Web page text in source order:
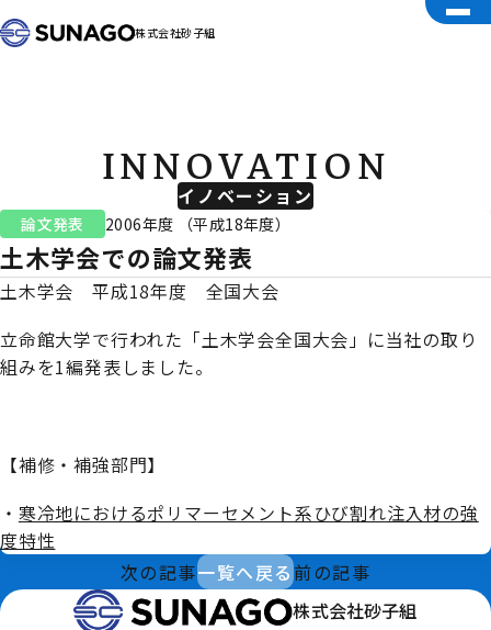
株式会社砂子組
イノベーション
INNOVATION
論文発表 2006年度 （平成18年度）
土木学会での論文発表
土木学会 平成18年度 全国大会
立命館大学で行われた「土木学会全国大会」に当社の取り
組みを1編発表しました。
【補修・補強部門】
・ 寒冷地におけるポリマーセメント系ひび割れ注入材の強
度特性
次の記事一覧へ戻る前の記事
株式会社砂子組